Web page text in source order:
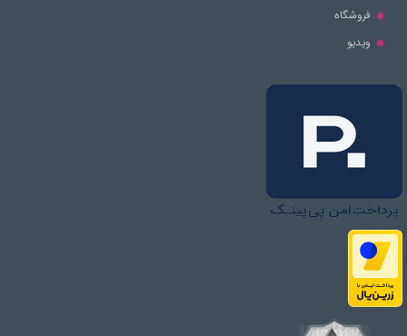
فروشگاه
ویدیو